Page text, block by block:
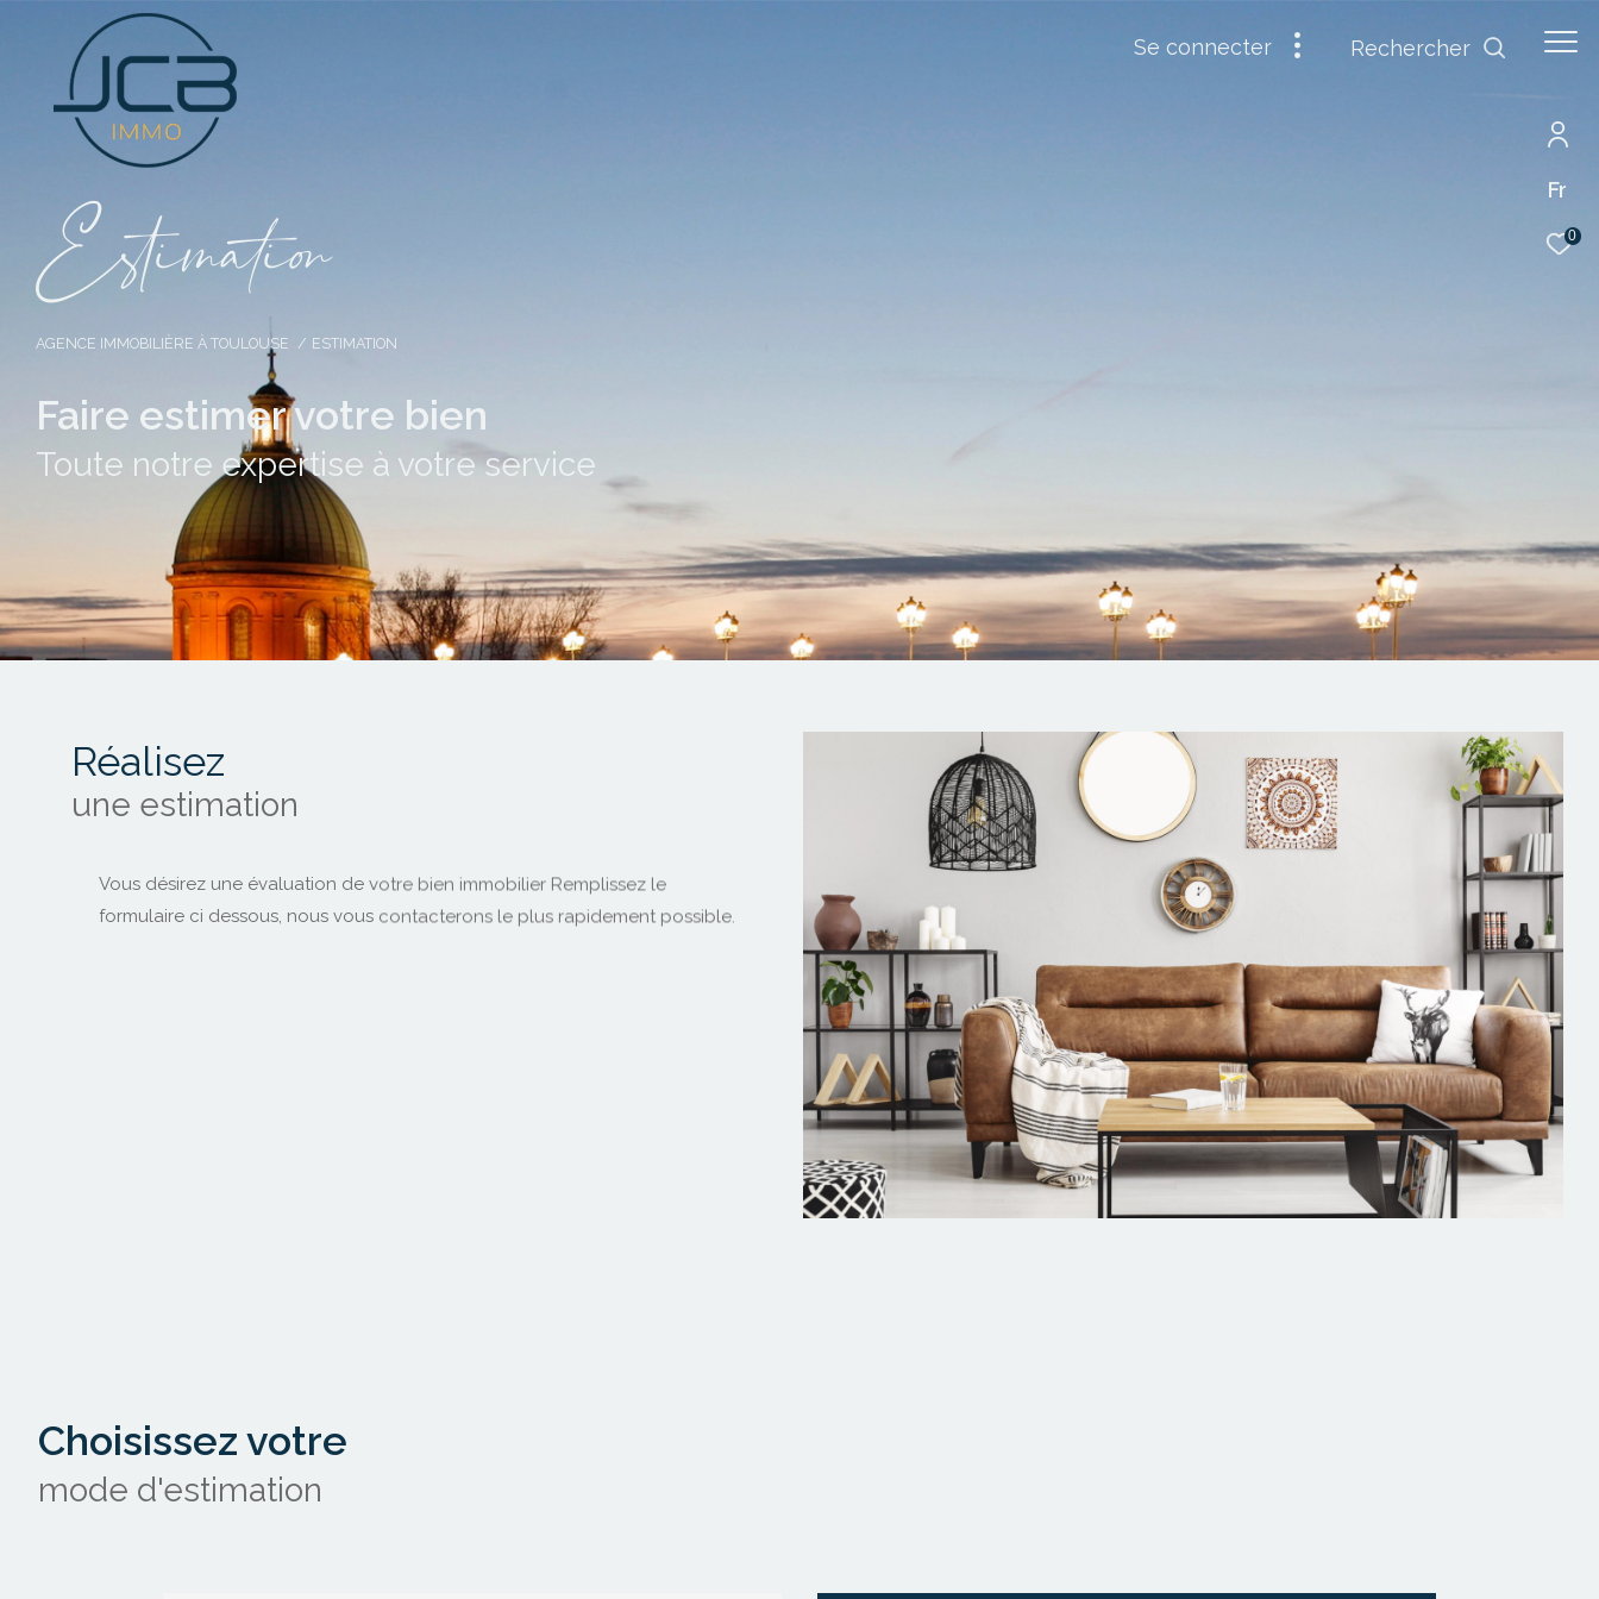
Fr
0
se connecter Rechercher
Esimaio
AGENCE IMMOBILIÈRE À TOULOUSE ESTIMATION
Faire estimer votre bien
Toute notre expertise à votre service
Réalisez
une estimation
Vous désirez une évaluation de votre bien immobilier Remplissez le
formulaire ci dessous, nous vous contacterons le plus rapidement possible.
Choisissez votre
mode d'estimation